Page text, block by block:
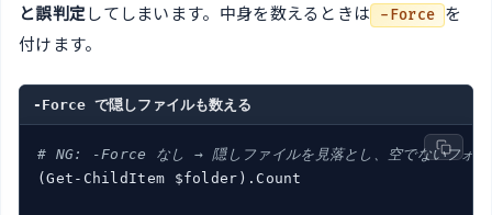
と誤判定してしまいます。中身を数えるときは -Force
を
付けます。
-Force で隠しファイルも数える
# NG: -Force なし → 隠しファイルを見落とし、空でないフォル
(Get-ChildItem $folder).Count